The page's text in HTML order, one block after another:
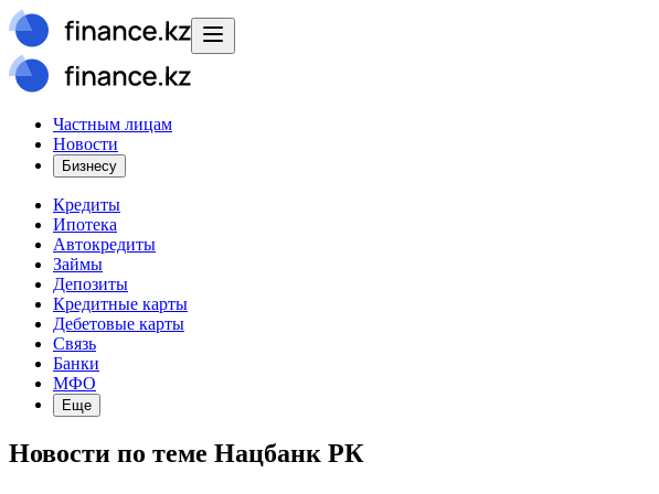
Частным лицам
Новости
Бизнесу
Кредиты
Ипотека
Автокредиты
Займы
Депозиты
Кредитные карты
Дебетовые карты
Связь
Банки
МФО
Еще
Новости по теме Нацбанк РК